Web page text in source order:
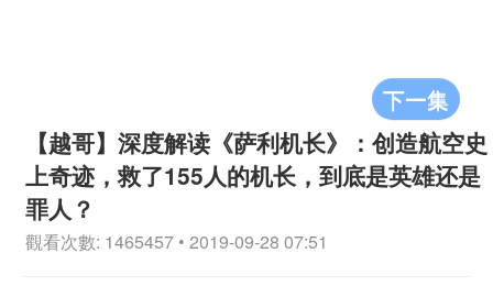
下一集
【越哥】深度解读《萨利机长》：创造航空史
上奇迹，救了155人的机长，到底是英雄还是
罪人？
觀看次數: 1465457 • 2019-09-28 07:51